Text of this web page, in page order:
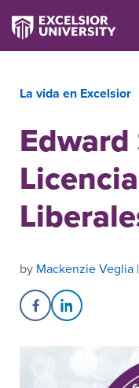
La vida en Excelsior
Edward
by Mackenzie Veglia
Share on Facebook
Share on